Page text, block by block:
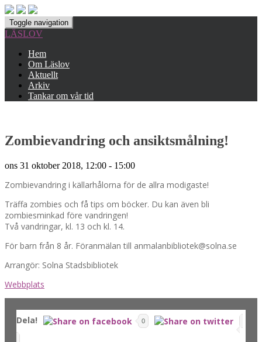
Toggle navigation
LÄSLOV
Hem
Om Läslov
Aktuellt
Arkiv
Tankar om vår tid
Zombievandring och ansiktsmålning!
ons 31 oktober 2018, 12:00 - 15:00
Zombievandring i källarhålorna för de allra modigaste!
Träffa zombies och få tips om böcker. Du kan även bli
zombiesminkad före vandringen!
Två vandringar, kl. 13 och kl. 14.
För barn från 8 år. Föranmälan till anmalanbibliotek@solna.se
Arrangör: Solna Stadsbibliotek
Webbplats
Dela! 0